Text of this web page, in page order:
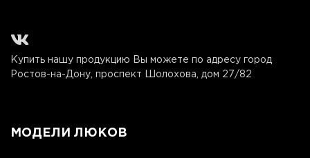
Купить нашу продукцию Вы можете по адресу город
Ростов-на-Дону, проспект Шолохова, дом 27/82
МОДЕЛИ ЛЮКОВ